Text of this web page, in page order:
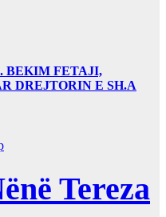
BEKIM FETAJI,
DREJTORIN E SH.A
Tereza